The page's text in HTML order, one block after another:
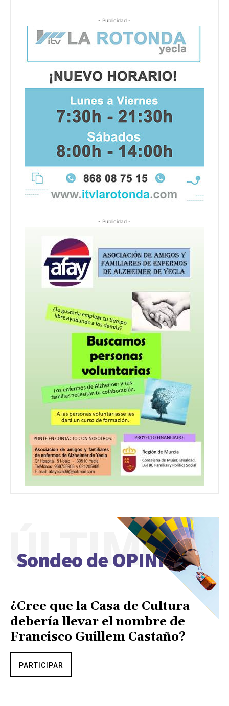
- Publicidad -
- Publicidad -
Sondeo de OPINIÓN
ÚLTIMO
¿Cree que la Casa de Cultura
debería llevar el nombre de
Francisco Guillem Castaño?
PARTICIPAR